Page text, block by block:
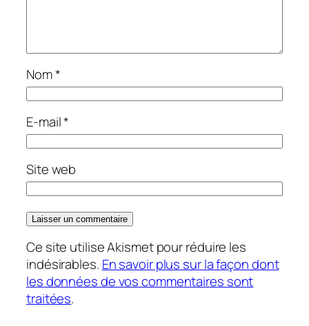
Nom*
E-mail*
Site web
Ce site utilise Akismet pour réduire les
indésirables. En savoir plus sur la façon dont
les données de vos commentaires sont
traitées.